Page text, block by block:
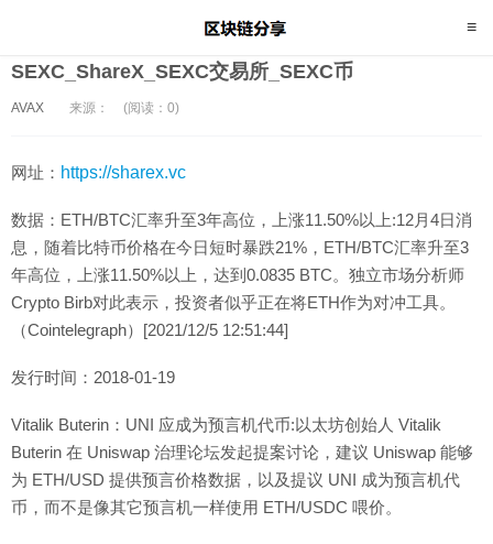
SEXC_ShareX_SEXC交易所_SEXC币
AVAX 来源： (阅读：0)
网址： https://sharex.vc
数据：ETH/BTC汇率升至3年高位，上涨11.50%以上:12月4日消
息，随着比特币价格在今日短时暴跌21%，ETH/BTC汇率升至3
年高位，上涨11.50%以上，达到0.0835 BTC。独立市场分析师
Crypto Birb对此表示，投资者似乎正在将ETH作为对冲工具。
（Cointelegraph）[2021/12/5 12:51:44]
发行时间：2018-01-19
Vitalik Buterin：UNI 应成为预言机代币:以太坊创始人 Vitalik
Buterin 在 Uniswap 治理论坛发起提案讨论，建议 Uniswap 能够
为 ETH/USD 提供预言价格数据，以及提议 UNI 成为预言机代
币，而不是像其它预言机一样使用 ETH/USDC 喂价。